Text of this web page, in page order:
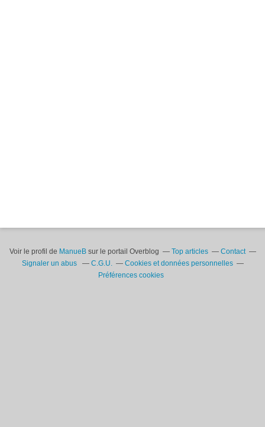
Voir le profil de ManueBsur le portail Overblog Top articles
Contact
Signaler un abus
C.G.U.
Cookies et données personnelles
Préférences cookies